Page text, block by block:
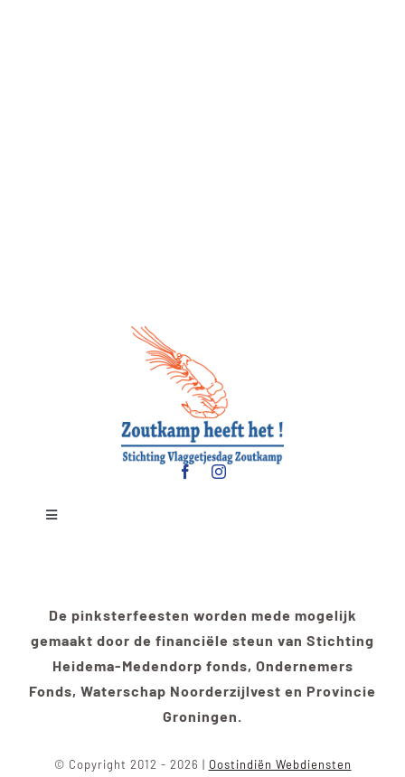
Toggle
Bereikbaarheid
De pinksterfeesten worden mede mogelijk
gemaakt door de financiële steun van Stichting
Heidema-Medendorp fonds, Ondernemers
Fonds, Waterschap Noorderzijlvest en Provincie
Groningen.
© Copyright 2012 - 2026 | Oostindiën Webdiensten